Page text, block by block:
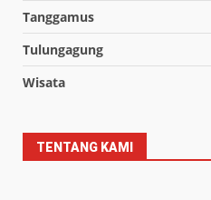
Tanggamus
Tulungagung
Wisata
TENTANG KAMI